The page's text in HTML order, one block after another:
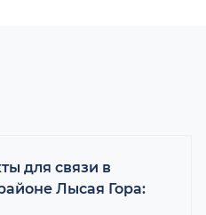
для связи в
Лысая Гора: